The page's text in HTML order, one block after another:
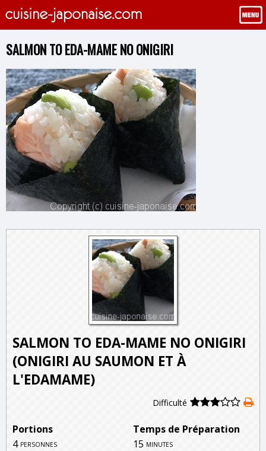
SALMON TO EDA-MAME NO ONIGIRI
SALMON TO EDA-MAME NO ONIGIRI
(ONIGIRI AU SAUMON ET À
L'EDAMAME)
Difficulté
Portions
Temps de Préparation
4 personnes 15 minutes